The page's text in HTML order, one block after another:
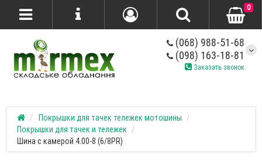
(068) 988-51-68
(098) 163-18-81
Заказать звонок
0
Покрышки для тачек тележек мотошины
Покрышки для тачек и тележек
Шина с камерой 4.00-8 (6/8PR)